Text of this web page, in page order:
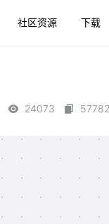
社区资源 下载
24073 57782